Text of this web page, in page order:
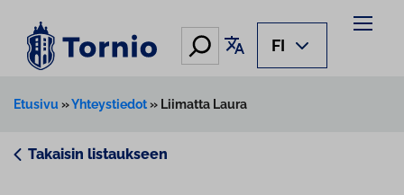
sisältöön
Hae Käännä sivu
FI
Etusivu »Yhteystiedot» Liimatta Laura
Takaisin listaukseen